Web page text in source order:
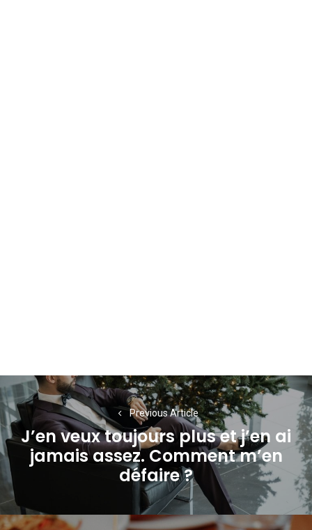
Navigation
de
l’article
Previous Article
Previous
post:
J’en veux toujours plus et j’en ai
jamais assez. Comment m’en
défaire ?